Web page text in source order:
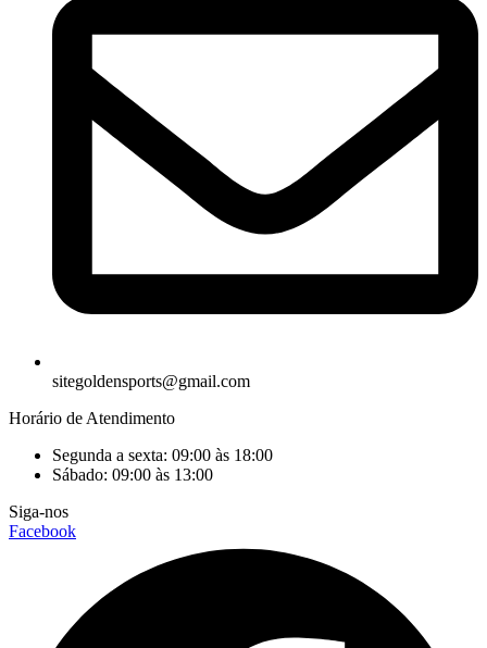
sitegoldensports@gmail.com
Horário de Atendimento
Segunda a sexta: 09:00 às 18:00
Sábado: 09:00 às 13:00
Siga-nos
Facebook